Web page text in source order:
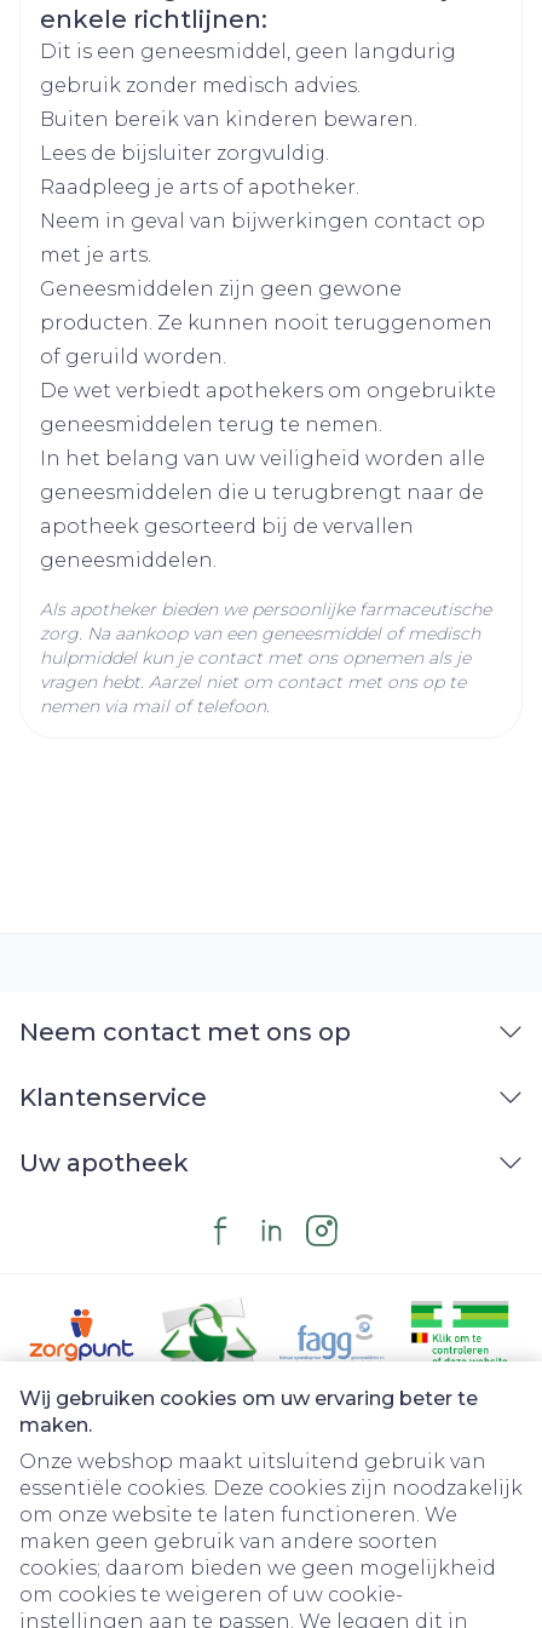
Wij gebruiken cookies om uw ervaring beter te
maken.
Onze webshop maakt uitsluitend gebruik van
essentiële cookies. Deze cookies zijn noodzakelijk
om onze website te laten functioneren. We
maken geen gebruik van andere soorten
cookies; daarom bieden we geen mogelijkheid
om cookies te weigeren of uw cookie-
instellingen aan te passen. We leggen dit in
Neem het aantal capsules dat door uw arts is
voorgeschreven.
De dosering is aangepast aan u en uw
ziektebeeld en zal in het algemeen liggen
tussen 150 en 600 mg per dag.Uw arts zal u
vertellen dat u ofwel tweemaal ofwel
driemaal per dag Pregabaline Sandoz moet
innemen. Voor tweemaal per dag neemt u
Pregabaline Sandoz éénmaal 's ochtends en
éénmaal 's avonds in, elke dag op ongeveer
hetzelfde tijdstip. Voor driemaal per dag
neemt u Pregabaline
Merken Sandoz
Breedte 124 mm
Lengte
Diepte 71 mm
Ingrediënten
pregabaline
Behoud
Kamertemperatuur (15°C -
25°C)
enkele richtlijnen:
Dit is een geneesmiddel, geen langdurig
gebruik zonder medisch advies.
Buiten bereik van kinderen bewaren.
Lees de bijsluiter zorgvuldig.
Raadpleeg je arts of apotheker.
Neem in geval van bijwerkingen contact op
met je arts.
Geneesmiddelen zijn geen gewone
producten. Ze kunnen nooit teruggenomen
of geruild worden.
De wet verbiedt apothekers om ongebruikte
geneesmiddelen terug te nemen.
In het belang van uw veiligheid worden alle
geneesmiddelen die u terugbrengt naar de
apotheek gesorteerd bij de vervallen
geneesmiddelen.
Als apotheker bieden we persoonlijke farmaceutische
zorg. Na aankoop van een geneesmiddel of medisch
hulpmiddel kun je contact met ons opnemen als je
vragen hebt. Aarzel niet om contact met ons op te
nemen via mail of telefoon.
Neem contact met ons op
Klantenservice
Uw apotheek
Juridische links